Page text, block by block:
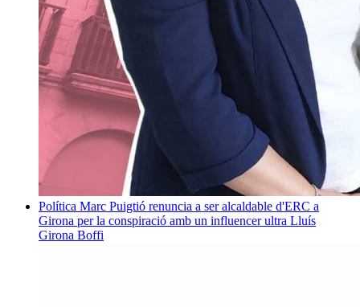
Política Marc Puigtió renuncia a ser alcaldable d'ERC a
Girona per la conspiració amb un influencer ultra Lluís
Girona Boffi